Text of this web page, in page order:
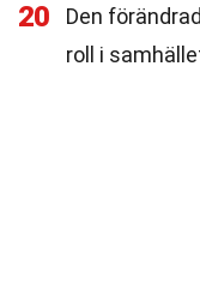
20
Den
roll i